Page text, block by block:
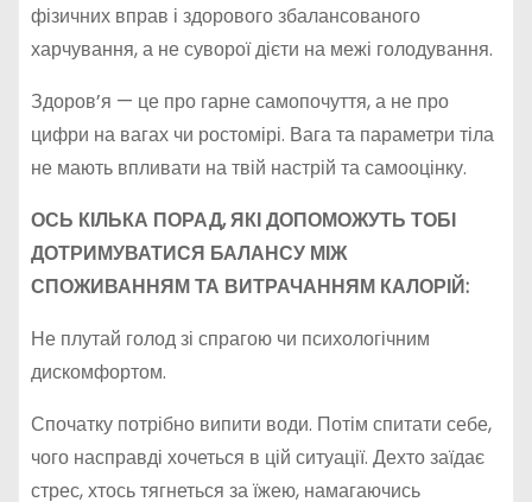
фізичних вправ і здорового збалансованого
харчування, а не суворої дієти на межі голодування.
Здоров’я — це про гарне самопочуття, а не про
цифри на вагах чи ростомірі. Вага та параметри тіла
не мають впливати на твій настрій та самооцінку.
ОСЬ КІЛЬКА ПОРАД, ЯКІ ДОПОМОЖУТЬ ТОБІ
ДОТРИМУВАТИСЯ БАЛАНСУ МІЖ
СПОЖИВАННЯМ ТА ВИТРАЧАННЯМ КАЛОРІЙ:
Не плутай голод зі спрагою чи психологічним
дискомфортом.
Спочатку потрібно випити води. Потім спитати себе,
чого насправді хочеться в цій ситуації. Дехто заїдає
стрес, хтось тягнеться за їжею, намагаючись